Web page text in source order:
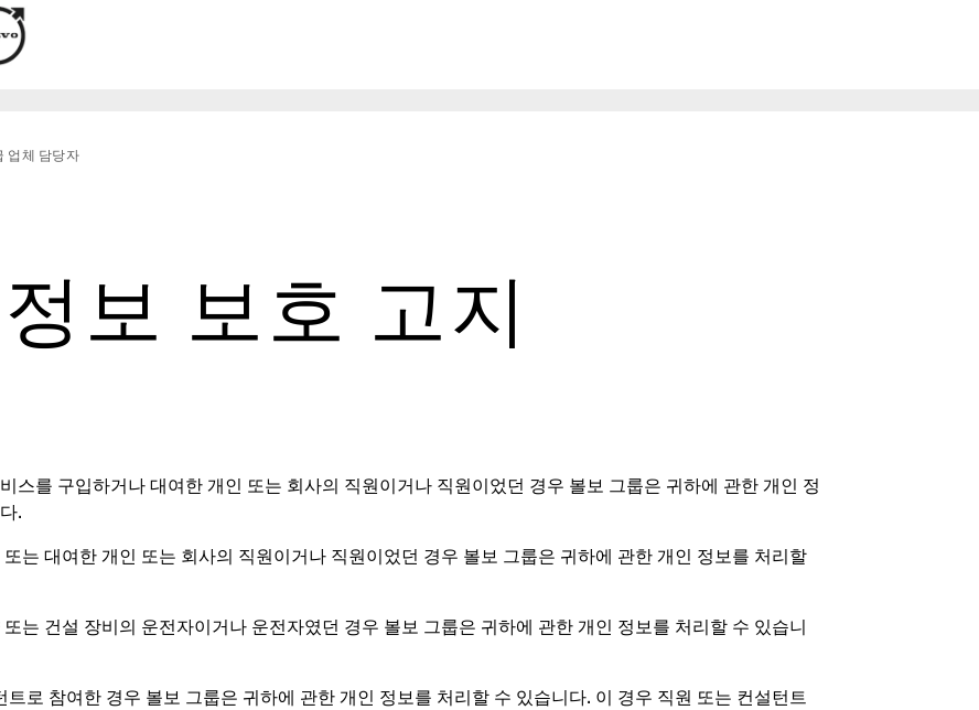
업체 담당자
보 보호 고지
스를 구입하거나 대여한 개인 또는 회사의 직원이거나 직원이었던 경우 볼보 그룹은 귀하에 관한 개인 정
.
는 대여한 개인 또는 회사의 직원이거나 직원이었던 경우 볼보 그룹은 귀하에 관한 개인 정보를 처리할
는 건설 장비의 운전자이거나 운전자였던 경우 볼보 그룹은 귀하에 관한 개인 정보를 처리할 수 있습니
로 참여한 경우 볼보 그룹은 귀하에 관한 개인 정보를 처리할 수 있습니다. 이 경우 직원 또는 컨설턴트